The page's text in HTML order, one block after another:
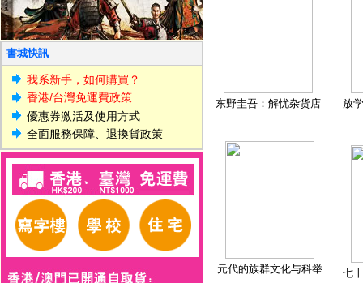
書城快訊
我系新手，如何購買？
香港/台灣免運費政策
優惠券激活及使用方式
全面服務保障、退換貨政策
东野圭吾：解忧杂货店 放
元代的族群文化与科举 七